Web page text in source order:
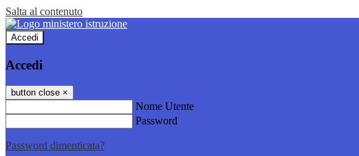
Salta al contenuto
Accedi
Accedi
button close ×
Nome Utente
Password
Password dimenticata?